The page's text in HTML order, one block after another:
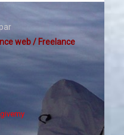
web / Freelance